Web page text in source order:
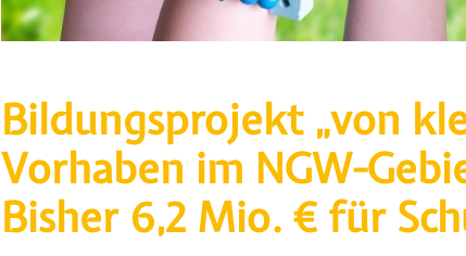
Bildungsprojekt „von
Vorhaben im NGW-
Bisher 6,2 Mio. € für